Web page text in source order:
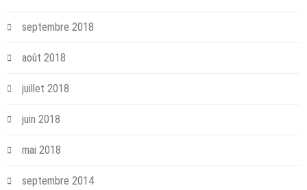
septembre 2018
août 2018
juillet 2018
juin 2018
mai 2018
septembre 2014